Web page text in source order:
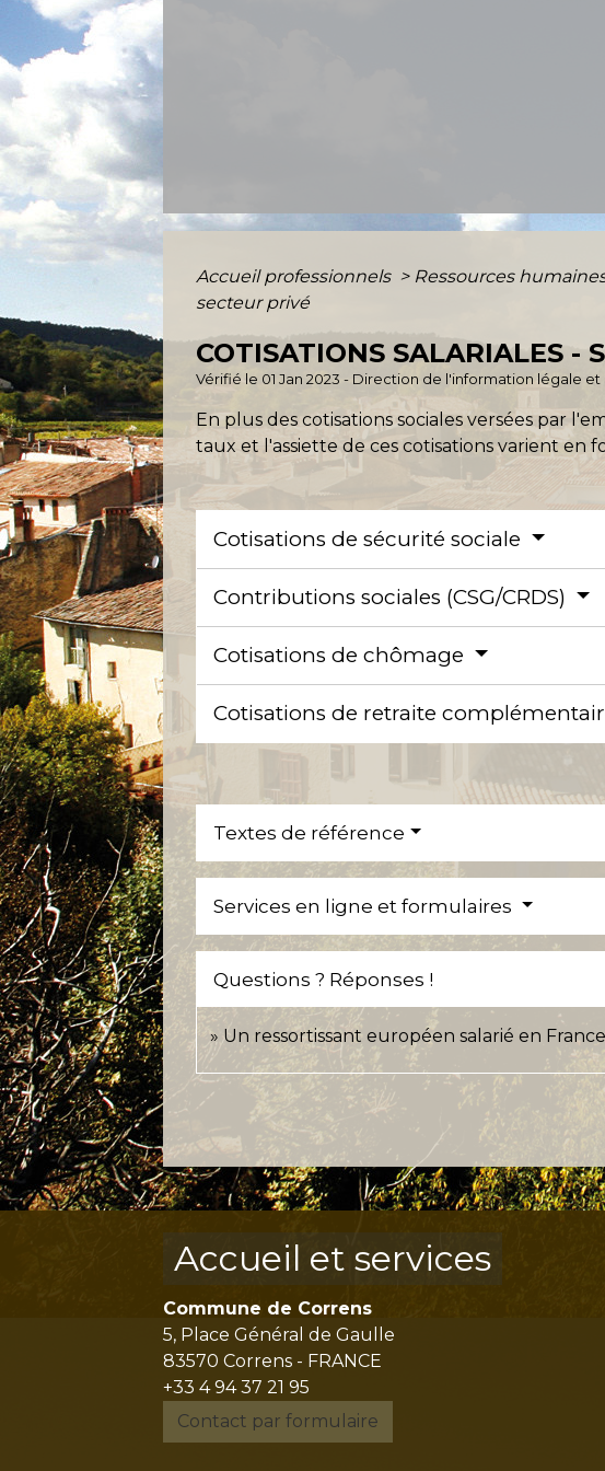
Accueil professionnels > Ressources
secteur privé
COTISATIONS SALARIALES -
Vérifié le 01 Jan 2023 - Direction de l'information légale
En plus des cotisations sociales versées par
taux et l'assiette de ces cotisations varient en
Cotisations de sécurité sociale
Contributions sociales (CSG/CRDS)
Cotisations de chômage
Cotisations de retraite
Textes de référence
Services en ligne et formulaires
Questions ? Réponses !
Un ressortissant européen salarié en
Accueil et services
Commune de Correns
5, Place Général de Gaulle
83570 Correns - FRANCE
+33 4 94 37 21 95
Contact par formulaire